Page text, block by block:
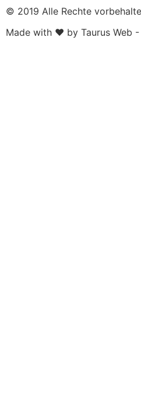
© 2019 Alle Rechte
Made with ❤ by Taurus Web -